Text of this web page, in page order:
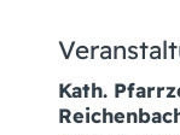
Kath.